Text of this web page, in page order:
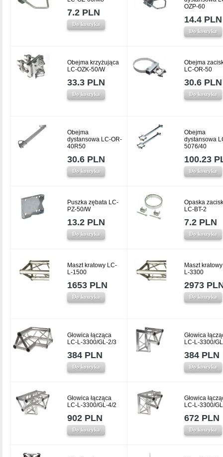
7.2 PLN
Do koszyka
OZP-60
14.4 PLN
Do koszyka
Obejma krzyżująca
LC-OZK-50/W
33.3 PLN
Do koszyka
Obejma
LC-OR-50
30.6 PLN
Do koszyka
Obejma
dystansowa LC-OR-
40R50
30.6 PLN
Do koszyka
Obejma
dystansowa
5076/40
100.23
Do koszyka
Puszka zębata LC-
PZ-50/W
13.2 PLN
Do koszyka
Opaska
LC-BT-2
7.2 PLN
Do koszyka
Maszt kratowy LC-
L-1500
1653 PLN
Do koszyka
Maszt
L-3300
2973
Do koszyka
Głowica łącząca
LC-L-3300/GL-2/3
384 PLN
Do koszyka
Głowica
LC-L-3300/
384 PLN
Do koszyka
Głowica łącząca
LC-L-3300/GL-4/2
902 PLN
Do koszyka
Głowica
LC-L-3300/
672 PLN
Do koszyka